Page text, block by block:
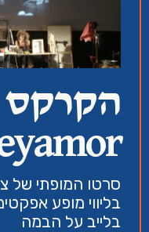
הקרקס
סרטו המופתי של
בליווי מופע
בלייב על הבמה